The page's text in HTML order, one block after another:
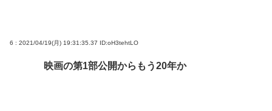
6 : 2021/04/19(月) 19:31:35.37 ID:oH3tehtLO
映画の第1部公開からもう20年か